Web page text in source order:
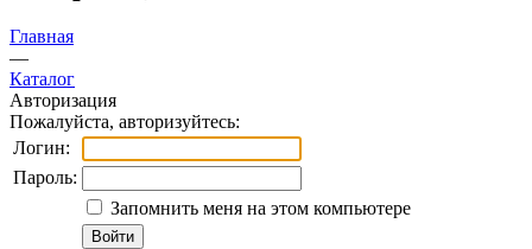
Главная
—
Каталог
Авторизация
Пожалуйста, авторизуйтесь:
Логин:
Пароль:
Запомнить меня на этом компьютере